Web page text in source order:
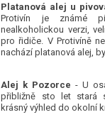
Platanová alej u
Protivín je známé
nealkoholickou verzi,
pro řidiče. V Protivíně
nachází platanová alej,
Alej k Pozorce - U
přibližně sto let stará
krásný výhled do okolní